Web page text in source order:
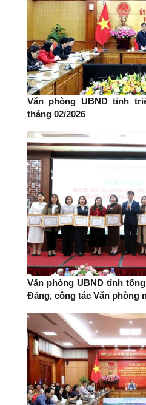
Văn phòng UBND tỉnh
tháng 02/2026
Văn phòng UBND tỉnh
Đảng, công tác Văn phòng